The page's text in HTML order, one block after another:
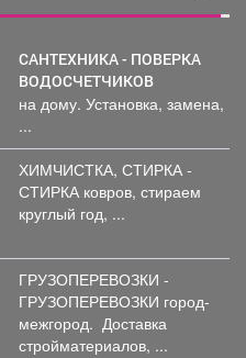
САНТЕХНИКА - ПОВЕРКА
ВОДОСЧЕТЧИКОВ
на дому. Установка, замена,
...
ХИМЧИСТКА, СТИРКА -
СТИРКА ковров, стираем
круглый год, ...
ГРУЗОПЕРЕВОЗКИ -
ГРУЗОПЕРЕВОЗКИ город-
межгород. Доставка
стройматериалов, ...